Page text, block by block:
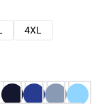
4XL